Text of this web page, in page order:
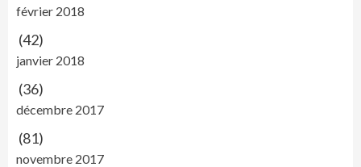
février 2018
(42)
janvier 2018
(36)
décembre 2017
(81)
novembre 2017